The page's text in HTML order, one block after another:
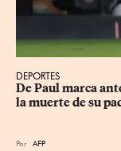
DEPORTES
De Paul marca
la muerte de su
Por AFP